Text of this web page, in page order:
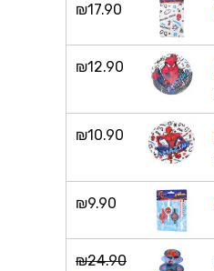
₪17.90
₪12.90
₪10.90
₪9.90
₪24.90